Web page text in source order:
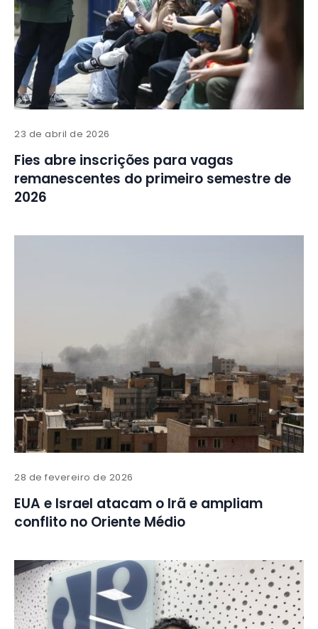
23 de abril de 2026
Fies abre inscrições para vagas
remanescentes do primeiro semestre de
2026
28 de fevereiro de 2026
EUA e Israel atacam o Irã e ampliam
conflito no Oriente Médio